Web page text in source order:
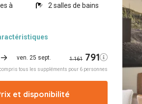
à
2 salles de bains
​​et disponibilité